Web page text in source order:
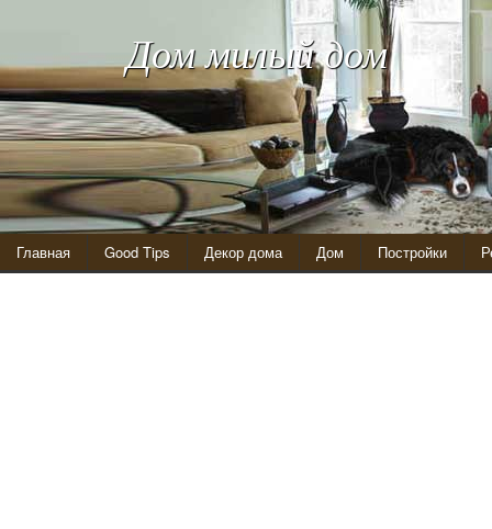
Дом милый дом
Главная Good Tips Декор дома Дом Постройки